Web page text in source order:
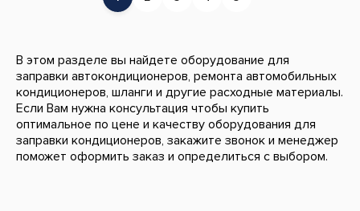
В этом разделе вы найдете оборудование для
заправки автокондиционеров, ремонта автомобильных
кондиционеров, шланги и другие расходные материалы.
Если Вам нужна консультация чтобы купить
оптимальное по цене и качеству оборудования для
заправки кондиционеров, закажите звонок и менеджер
поможет оформить заказ и определиться с выбором.